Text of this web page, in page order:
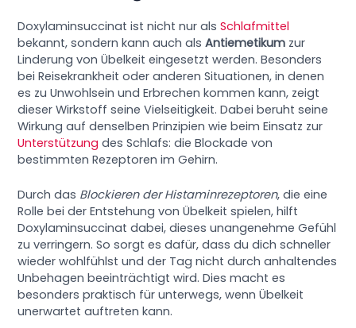
Doxylaminsuccinat ist nicht nur alsSchlafmittel
bekannt, sondern kann auch alsAntiemetikum zur
Linderung von Übelkeit eingesetzt werden. Besonders
bei Reisekrankheit oder anderen Situationen, in denen
es zu Unwohlsein und Erbrechen kommen kann, zeigt
dieser Wirkstoff seine Vielseitigkeit. Dabei beruht seine
Wirkung auf denselben Prinzipien wie beim Einsatz zur
Unterstützung des Schlafs: die Blockade von
bestimmten Rezeptoren im Gehirn.
Durch das Blockieren der Histaminrezeptoren, die eine
Rolle bei der Entstehung von Übelkeit spielen, hilft
Doxylaminsuccinat dabei, dieses unangenehme Gefühl
zu verringern. So sorgt es dafür, dass du dich schneller
wieder wohlfühlst und der Tag nicht durch anhaltendes
Unbehagen beeinträchtigt wird. Dies macht es
besonders praktisch für unterwegs, wenn Übelkeit
unerwartet auftreten kann.